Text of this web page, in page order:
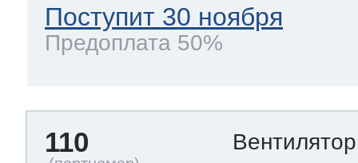
Поступит 30 ноября
Предоплата 50%
110